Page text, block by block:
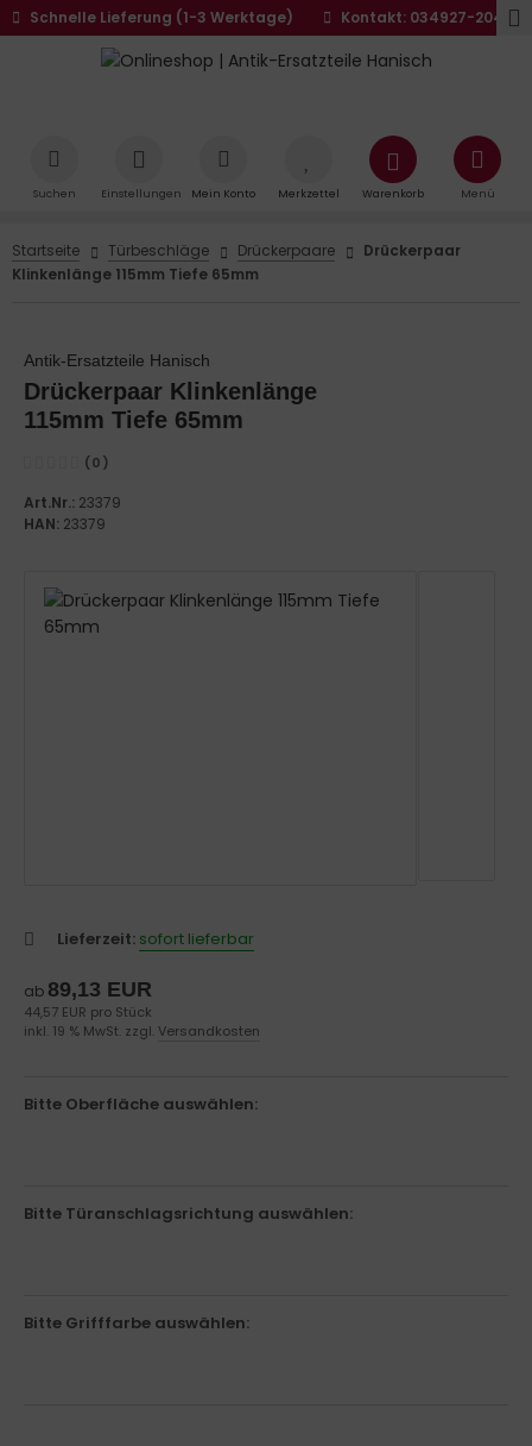
Schnelle Lieferung (1-3 Werktage) Kontakt: 034927-20441
Suchen Einstellungen Mein Konto Merkzettel Warenkorb Menü
Startseite Türbeschläge Drückerpaare
Drückerpaar
Klinkenlänge 115mm Tiefe 65mm
Antik-Ersatzteile Hanisch
Drückerpaar Klinkenlänge
115mm Tiefe 65mm
(0)
Art.Nr.: 23379
HAN: 23379
Lieferzeit: sofort lieferbar
ab 89,13 EUR
44,57 EUR pro Stück
inkl. 19 % MwSt. zzgl.Versandkosten
Bitte Oberfläche auswählen:
Bitte Türanschlagsrichtung auswählen:
Bitte Grifffarbe auswählen: